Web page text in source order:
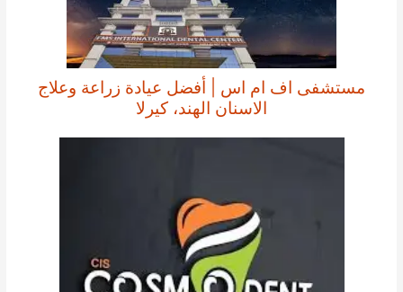
مستشفى اف ام اس | أفضل عيادة زراعة وعلاج
الاسنان الهند، كيرلا